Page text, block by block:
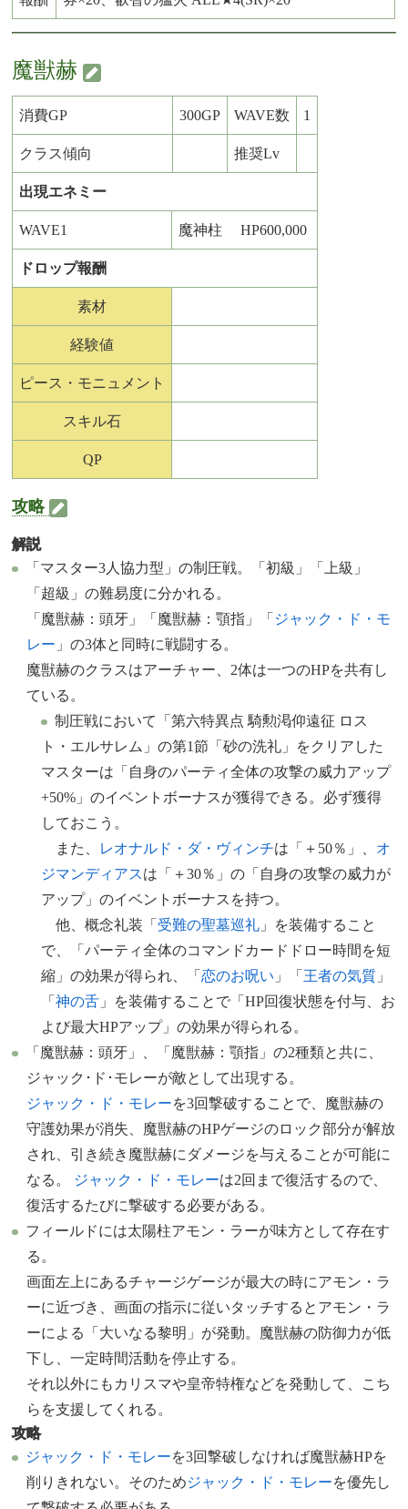
魔獣赫
消費GP 300GP WAVE数 1
クラス傾向 推奨Lv
出現エネミー
WAVE1 魔神柱 HP600,000
ドロップ報酬
素材
経験値
ピース・モニュメント
スキル石
QP
攻略
解説
「マスター3人協力型」の制圧戦。「初級」「上級」
「超級」の難易度に分かれる。
「魔獣赫：頭牙」「魔獣赫：顎指」「 ジャック・ド・モ
レー 」の3体と同時に戦闘する。
魔獣赫のクラスはアーチャー、2体は一つのHPを共有し
ている。
制圧戦において「第六特異点 騎勲渇仰遠征 ロス
ト・エルサレム」の第1節「砂の洗礼」をクリアした
マスターは「自身のパーティ全体の攻撃の威力アップ
+50%」のイベントボーナスが獲得できる。必ず獲得
しておこう。
また、
レオナルド・ダ・ヴィンチは「＋50％」、 オ
ジマンディアスは「＋30％」の「自身の攻撃の威力が
アップ」のイベントボーナスを持つ。
他、概念礼装「 受難の聖墓巡礼 」を装備すること
で、「パーティ全体のコマンドカードドロー時間を短
縮」の効果が得られ、「恋のお呪い 」「 王者の気質 」
「神の舌 」を装備することで「HP回復状態を付与、お
よび最大HPアップ」の効果が得られる。
「魔獣赫：頭牙」、「魔獣赫：顎指」の2種類と共に、
ジャック･ド･モレーが敵として出現する。
ジャック・ド・モレーを3回撃破することで、魔獣赫の
守護効果が消失、魔獣赫のHPゲージのロック部分が解放
され、引き続き魔獣赫にダメージを与えることが可能に
なる。
ジャック・ド・モレーは2回まで復活するので、
復活するたびに撃破する必要がある。
フィールドには太陽柱アモン・ラーが味方として存在す
る。
画面左上にあるチャージゲージが最大の時にアモン・ラ
ーに近づき、画面の指示に従いタッチするとアモン・ラ
ーによる「大いなる黎明」が発動。魔獣赫の防御力が低
下し、一定時間活動を停止する。
それ以外にもカリスマや皇帝特権などを発動して、こち
らを支援してくれる。
攻略
ジャック・ド・モレーを3回撃破しなければ魔獣赫HPを
削りきれない。そのためジャック・ド・モレーを優先し